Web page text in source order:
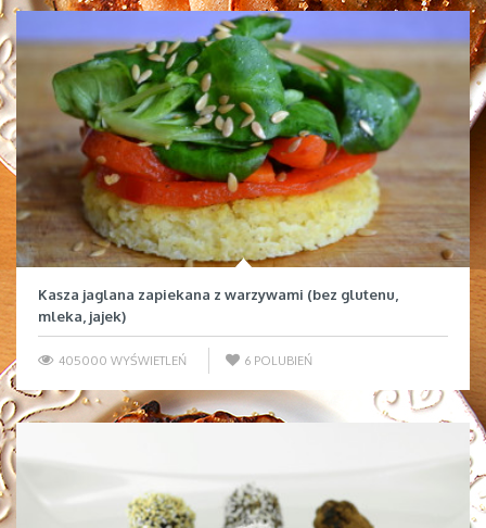
Kasza jaglana zapiekana z warzywami (bez glutenu,
mleka, jajek)
405000 WYŚWIETLEŃ 6 POLUBIEŃ